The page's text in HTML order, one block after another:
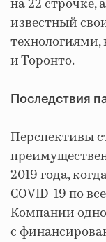
на 22 строчке,
известный
технологиями,
и Торонто.
Последствия
Перспективы
2019 года,
COVID-19 по
Компании
с